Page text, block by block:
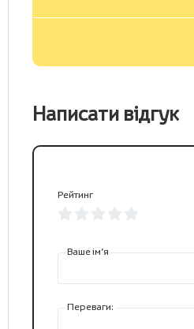
Написати відгук
Рейтинг
Ваше ім’я
Переваги: